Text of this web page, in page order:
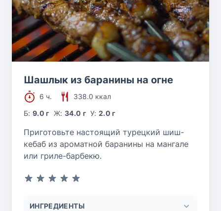
Шашлык из баранины на огне
6 ч.
338.0 ккал
Б:9.0 г Ж: 34.0 г У:2.0 г
Приготовьте настоящий турецкий шиш-
кебаб из ароматной баранины на мангале
или гриле-барбекю.
ИНГРЕДИЕНТЫ